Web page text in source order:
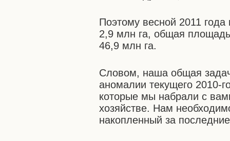
Поэтому весной 2011
2,9 млн га, общая
46,9 млн га.
Словом, наша общая
аномалии текущего 2010-
которые мы набрали с
хозяйстве. Нам
накопленный за